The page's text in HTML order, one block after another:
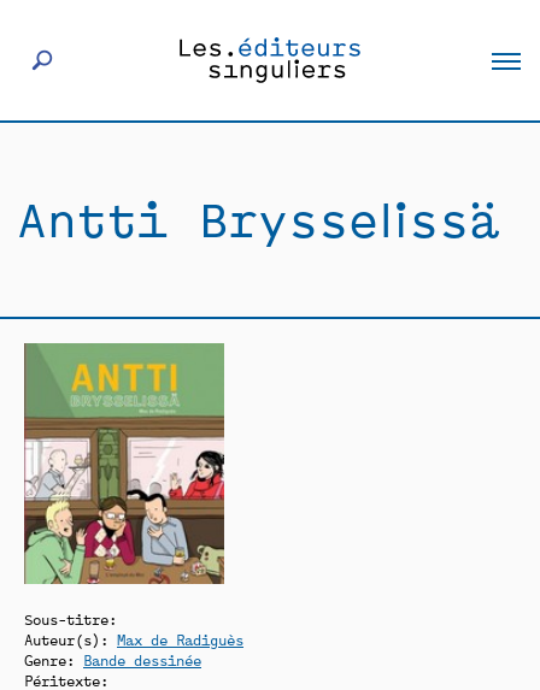
Éditeurs
Actualités
Rencontres
Antti Brysselissä
Sous-titre:
Auteur(s): Max de Radiguès
Genre: Bande dessinée
Péritexte: